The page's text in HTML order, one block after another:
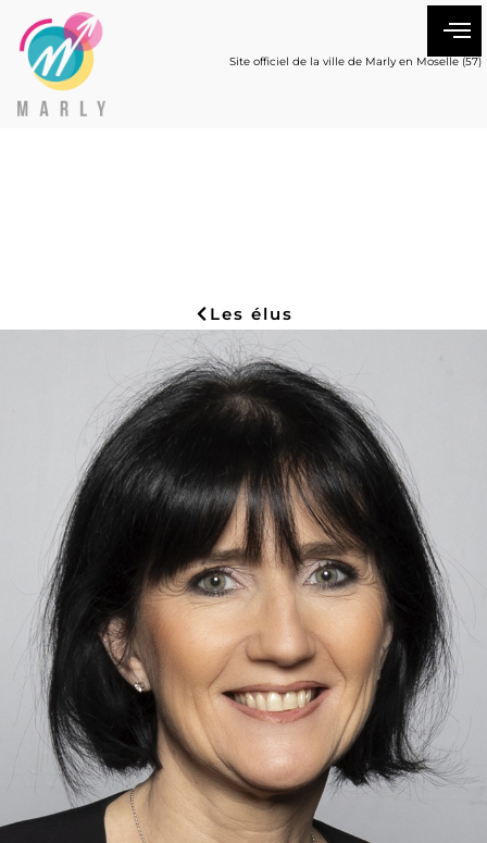
Site officiel de la ville de Marly en Moselle (57)
Les élus